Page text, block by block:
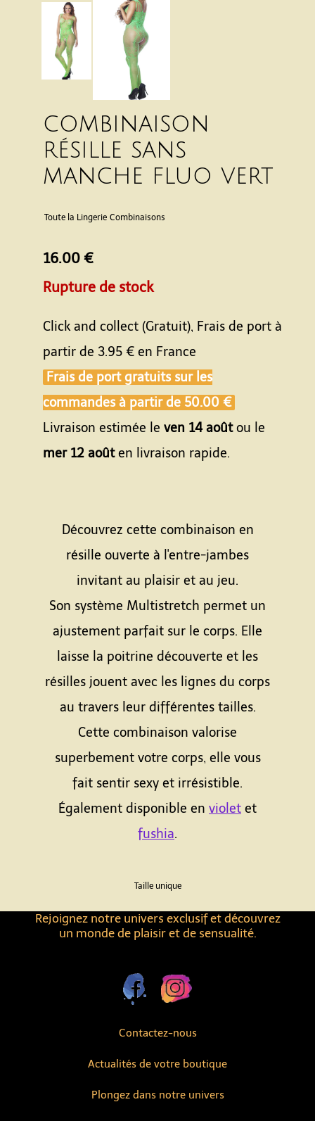
Contactez-nous
Actualités de votre boutique
Rejoignez notre univers exclusif et découvrez
un monde de plaisir et de sensualité.
Plongez dans notre univers
combinaison
résille sans
manche fluo vert
Toute la Lingerie Combinaisons
16.00 €
Rupture de stock
Click and collect (Gratuit), Frais de port à
partir de 3.95 € en France
Frais de port gratuits sur les
commandes à partir de 50.00 €
Livraison estimée le ven 14 aoûtou le
mer 12 aoûten livraison rapide.
Découvrez cette combinaison en
résille ouverte à l'entre-jambes
invitant au plaisir et au jeu.
Son système Multistretch permet un
ajustement parfait sur le corps. Elle
laisse la poitrine découverte et les
résilles jouent avec les lignes du corps
au travers leur différentes tailles.
Cette combinaison valorise
superbement votre corps, elle vous
fait sentir sexy et irrésistible.
Également disponible en violet et
fushia.
Taille unique